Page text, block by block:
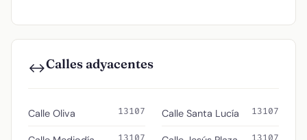
↔️Calles adyacentes
Calle Oliva 13107
13107
Calle Santa Lucía 13107
13107